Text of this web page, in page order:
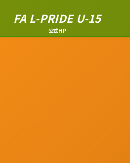
FA L-PRIDE U-15
公式HP